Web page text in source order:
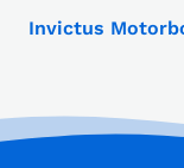
Invictus